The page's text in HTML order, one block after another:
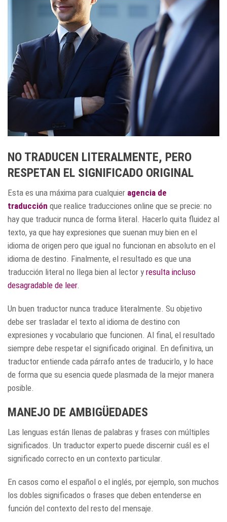
NO TRADUCEN LITERALMENTE, PERO
RESPETAN EL SIGNIFICADO ORIGINAL
Esta es una máxima para cualquier agencia de
traducción que realice traducciones online que se precie: no
hay que traducir nunca de forma literal. Hacerlo quita fluidez al
texto, ya que hay expresiones que suenan muy bien en el
idioma de origen pero que igual no funcionan en absoluto en el
idioma de destino. Finalmente, el resultado es que una
traducción literal no llega bien al lector y resulta incluso
desagradable de leer.
Un buen traductor nunca traduce literalmente. Su objetivo
debe ser trasladar el texto al idioma de destino con
expresiones y vocabulario que funcionen. Al final, el resultado
siempre debe respetar el significado original. En definitiva, un
traductor entiende cada párrafo antes de traducirlo, y lo hace
de forma que su esencia quede plasmada de la mejor manera
posible.
MANEJO DE AMBIGÜEDADES
Las lenguas están llenas de palabras y frases con múltiples
significados. Un traductor experto puede discernir cuál es el
significado correcto en un contexto particular.
En casos como el español o el inglés, por ejemplo, son muchos
los dobles significados o frases que deben entenderse en
función del contexto del resto del mensaje.